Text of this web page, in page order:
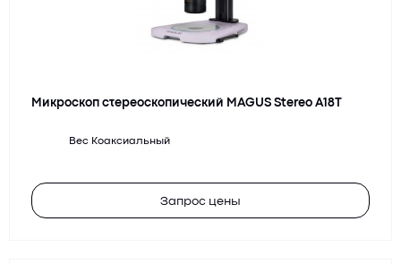
Микроскоп стереоскопический MAGUS Stereo A18T
Вес Коаксиальный
Запрос цены